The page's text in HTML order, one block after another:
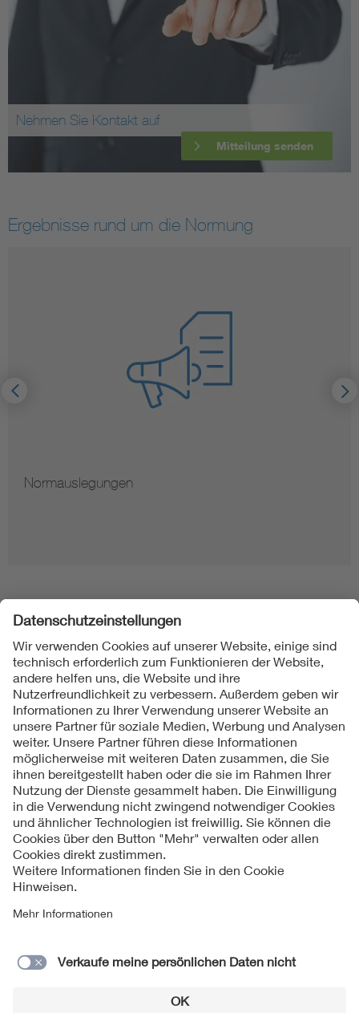
Nehmen Sie Kontakt auf
Mitteilung senden
Ergebnisse rund um die Normung
Normauslegungen
Folgen Sie uns
Kontakt
Impressum
Datenschutzinformationen
Cookie Hinweise
Compliance
Jahresarchiv
© 2026 VDE Verband der Elektrotechnik Elektronik